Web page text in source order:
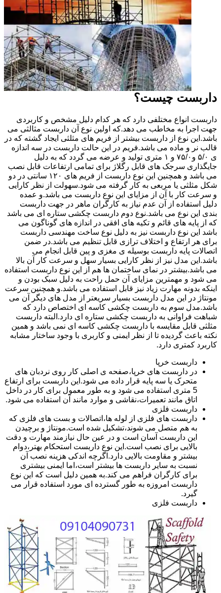
داربست چیست؟
داربست انواع مختلفی دارد که هر کدام دلیل مشخص و کاربردی
جهت اجرا به مخاطب می دهد.که اولین نوع آن داربست مثالثی می
باشد.این نوع از داربست بیشتر از فریم های مثلثی ایجاد گشته که در
قالب نر و ماده می باشد.فریم در این حالت داربست در سه اندازه
ی ۵/۰ و۷۵/۰ و ۱ متری تولید و عرضه می گردد که به دلیل
جایگذاری سرجک های قابل رگلاژ برای تمامی ارتفاعات قابل نصب
می باشد و همچنین این نوع داربست از فریم های ۱۲۰ سانتی در دو
شکل مثلثی یا مربعی به کار گرفته می شود.سهولت از نظر کارایی
و سرعت کار با آن از مزایای این نوع داربست می باشد.و عمده
دلیل استفاده از آن عدم نیاز به کارگران ماهر در جهت داربست
بندی این نوع می باشد.نوع دوم داربست چکشی ستاره ای می باشد
که از پایه های قائم و تکیه های افقی در اندازه های گوناگون می
باشد این نوع داربست نیز به دلیل نوع ساخت مهندسی داربست
برای هر ارتفاع و اختلاف ترازی قابل تنظیم می باشد.در ضمن
اتصالات پایه داربست بوسیله ی مغزی و پین قابل انجام می
باشد.این مدل نیز از نظر کارایی بسیار سهل و سرعت کار آن بالا
می باشد.بیشتر در نمای ساختمان ها هم از این نوع داربست استفاده
می شود و مهمترین مزایای آن حمل راحت به دلیل سبک بودن و
اینکه بدونه مهارت زیاد نیز قابل استفاده می باشد.و همچنین سرعت
مونتاژ در این مدل داربست بسیار سریعتر از مدل های دیگر آن می
باشد.مدل سوم به داربست چکشی کاسه ای اختصاص دارد که
شباهت فراوانی به داربست چکشی ستاره ای دارد.البته داربست
مثلثی قابل مقایسه با داربست چکشی کاسه ای نمی باشد و همین
نکته باعث گردیده تا از نظر ایمنی و کاربری با وجود ساختار مشابه
کاربرد کمتری دارد.
داربست خرپا
در داربست های خرپا،صفحه ی اصلی کار روی نردبان های
متحرک یا سه پایه قرار داده می شود.این داربست برای ارتفاع
5 متری استفاده می شود و به طور معمول برای کار در داخل
اتاق مانند تعمیرات،نقاشی و موارد مانند آن استفاده می شود.
داربست فلزی
داربست های فلزی از لوله ها،اتصالات و بست های فلزی که
به هم متصل می شوند،تشکیل شده است.مونتاژ و برچیدن
این داربست آسان است و در عین حال نیازمند مهارت و دقت
بالایی برای نصب است.این نوع داربست استحکام بهتر،دوام
بیشتر و مقاومت بالایی دارد.اگرچه اندکی هزینه نصب آن
نسبت به سایر داربست ها بیشتر است،اما ایمنی بیشتری
برای کارگران فراهم می کند.به همین دلیل است که این نوع
داربست امروزه به طور گسترده ای مورد استفاده قرار می
گیرد.
داربست فلزی